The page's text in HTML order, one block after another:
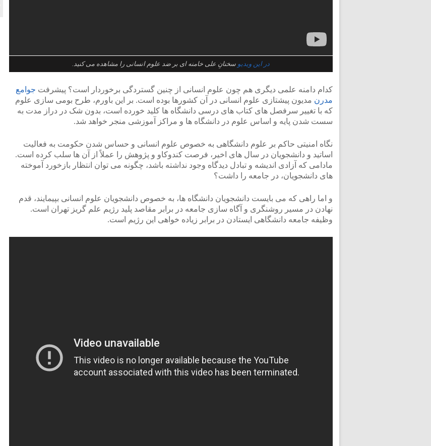
در این ویدیو سخنانِ علی خامنه ای بر ضد علوم انسانی را مشاهده می کنید.
کدام دامنه علمی دیگری هم چون علوم انسانی از چنین گستردگی برخوردار است؟ پیشرفت جوامع
مدرن مدیون پیشتازی علوم انسانی در آن کشورها بوده است. بر این باورم، طرح بومی سازی علوم
که با تغییر سرفصل های کتاب های درسی دانشگاه ها کلید خورده است، بدون شک در دراز مدت به
سست شدن پایه و اساس علوم در دانشگاه ها و مراکز آموزشی منجر خواهد شد.
نگاه امنیتی حاکم بر علوم دانشگاهی به خصوص علوم انسانی و حساس شدن حکومت به فعالیت
اساتید و دانشجویان در سال های اخیر، فرصت کندوکاو و پژوهش را عملاً از آن ها سلب کرده است.
مادامی که آزادی اندیشه و تبادل دیدگاه وجود نداشته باشد، چگونه می توان انتظار بازخورد آموخته
های دانشجویان، در جامعه را داشت؟
و اما راهی که می بایست دانشجویان دانشگاه ها، به خصوص دانشجویان علوم انسانی بپیمایند، قدم
نهادن در مسیر روشنگری و آگاه سازی جامعه در برابر مقاصد پلید رژیم علم گریز تهران است.
وظیفه جامعه دانشگاهی ایستادن در برابر زیاده خواهی این رژیم است.